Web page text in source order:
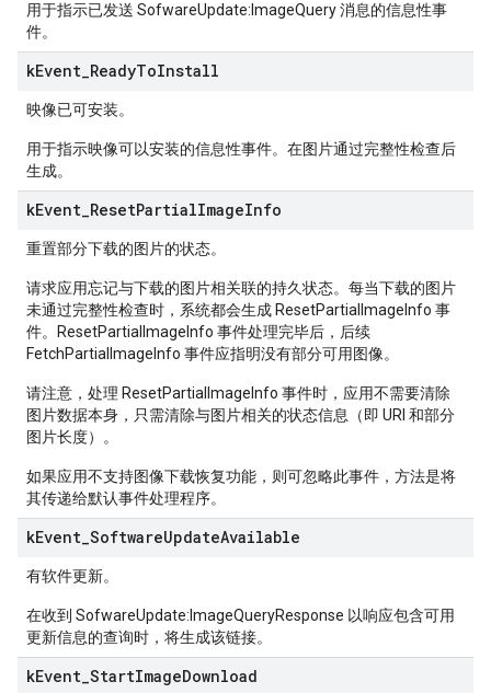
用于指示已发送 SofwareUpdate:ImageQuery 消息的信息性事
件。
kEvent ReadyToInstall
映像已可安装。
用于指示映像可以安装的信息性事件。在图片通过完整性检查后
生成。
kEvent ResetPartialImageInfo
重置部分下载的图片的状态。
请求应用忘记与下载的图片相关联的持久状态。每当下载的图片
未通过完整性检查时，系统都会生成 ResetPartialImageInfo 事
件。ResetPartialImageInfo 事件处理完毕后，后续
FetchPartialImageInfo 事件应指明没有部分可用图像。
请注意，处理 ResetPartialImageInfo 事件时，应用不需要清除
图片数据本身，只需清除与图片相关的状态信息（即 URI 和部分
图片长度）。
如果应用不支持图像下载恢复功能，则可忽略此事件，方法是将
其传递给默认事件处理程序。
kEvent SoftwareUpdateAvailable
有软件更新。
在收到 SofwareUpdate:ImageQueryResponse 以响应包含可用
更新信息的查询时，将生成该链接。
kEvent StartImageDownload